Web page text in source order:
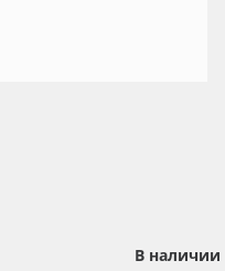
В наличии